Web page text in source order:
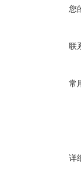
您
联
常
详